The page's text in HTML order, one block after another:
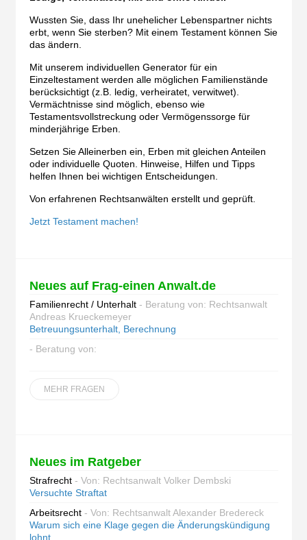
Wussten Sie, dass Ihr unehelicher Lebenspartner nichts
erbt, wenn Sie sterben? Mit einem Testament können Sie
das ändern.
Mit unserem individuellen Generator für ein
Einzeltestament werden alle möglichen Familienstände
berücksichtigt (z.B. ledig, verheiratet, verwitwet).
Vermächtnisse sind möglich, ebenso wie
Testamentsvollstreckung oder Vermögenssorge für
minderjährige Erben.
Setzen Sie Alleinerben ein, Erben mit gleichen Anteilen
oder individuelle Quoten. Hinweise, Hilfen und Tipps
helfen Ihnen bei wichtigen Entscheidungen.
Von erfahrenen Rechtsanwälten erstellt und geprüft.
Jetzt Testament machen!
Neues auf Frag-einen Anwalt.de
Familienrecht / Unterhalt - Beratung von: Rechtsanwalt
Andreas Krueckemeyer
Betreuungsunterhalt, Berechnung
- Beratung von:
MEHR FRAGEN
Neues im Ratgeber
Strafrecht - Von: Rechtsanwalt Volker Dembski
Versuchte Straftat
Arbeitsrecht - Von: Rechtsanwalt Alexander Bredereck
Warum sich eine Klage gegen die Änderungskündigung
lohnt